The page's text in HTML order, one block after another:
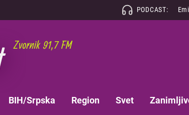
PODCAST:
BIH/Srpska Region Svet